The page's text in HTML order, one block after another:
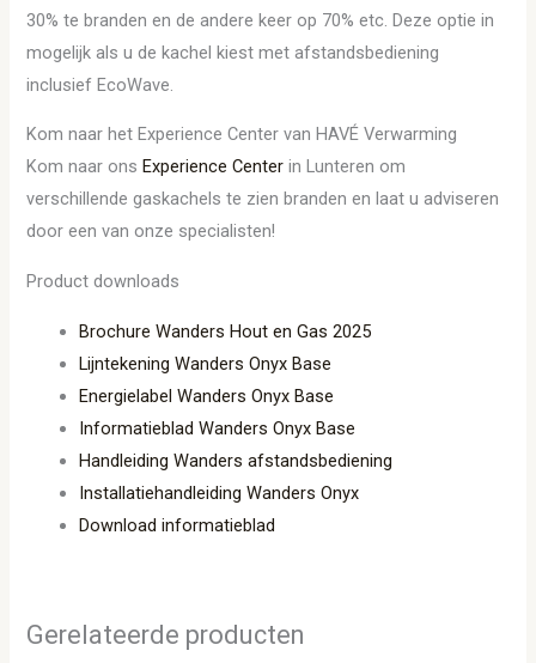
30% te branden en de andere keer op 70% etc. Deze optie in
mogelijk als u de kachel kiest met afstandsbediening
inclusief EcoWave.
Kom naar het Experience Center van HAVÉ Verwarming
Kom naar ons Experience Center in Lunteren om
verschillende gaskachels te zien branden en laat u adviseren
door een van onze specialisten!
Product downloads
Brochure Wanders Hout en Gas 2025
Lijntekening Wanders Onyx Base
Energielabel Wanders Onyx Base
Informatieblad Wanders Onyx Base
Handleiding Wanders afstandsbediening
Installatiehandleiding Wanders Onyx
Download informatieblad
Gerelateerde producten